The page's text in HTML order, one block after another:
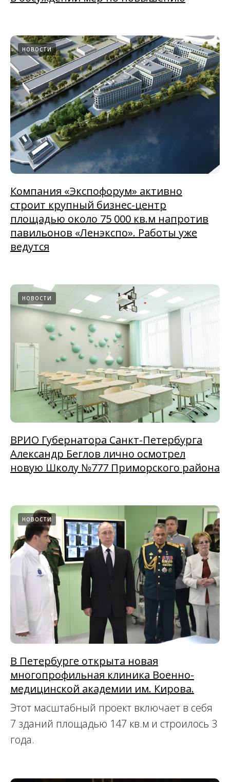
НОВОСТИ
Компания «Экспофорум» активно
строит крупный бизнес-центр
площадью около 75 000 кв.м напротив
павильонов «Ленэкспо». Работы уже
ведутся
НОВОСТИ
ВРИО Губернатора Санкт-Петербурга
Александр Беглов лично осмотрел
новую Школу №777 Приморского района
НОВОСТИ
В Петербурге открыта новая
многопрофильная клиника Военно-
медицинской академии им. Кирова.
Этот масштабный проект включает в себя
7 зданий площадью 147 кв.м и строилось 3
года.